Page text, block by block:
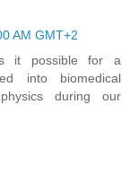
AM GMT+2
it possible for a
into biomedical
during our